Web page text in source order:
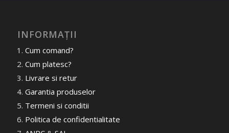
INFORMAȚII
Cum comand?
Cum platesc?
Livrare si retur
Garantia produselor
Termeni si conditii
Politica de confidentialitate